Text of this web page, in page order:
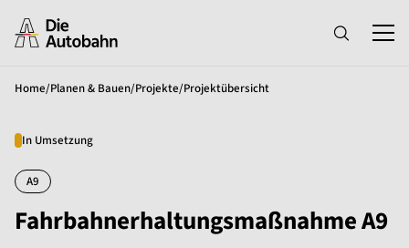
Home/Planen & Bauen/Projekte/Projektübersicht
In Umsetzung
A9
Fahrbahnerhaltungsmaßnahme A9